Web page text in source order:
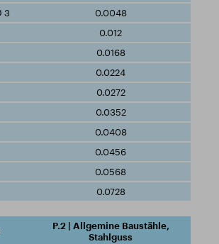
0.0048
0.012
0.0168
0.0224
0.0272
0.0352
0.0408
0.0456
0.0568
0.0728
P.2 | Allgemine Baustähle,
Stahlguss